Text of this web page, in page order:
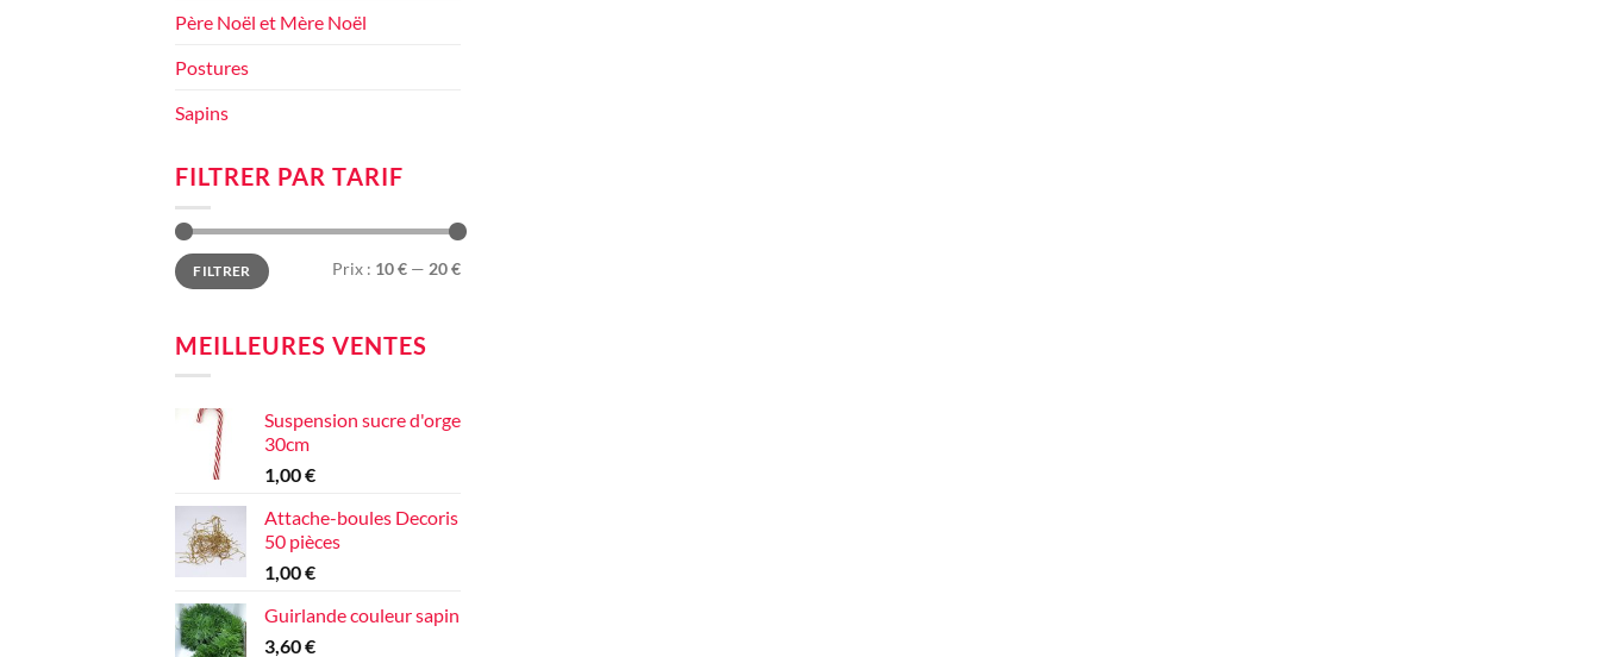
Père Noël et Mère Noël
Postures
Sapins
FILTRER PAR TARIF
Prix
min
Prix
maxFILTRER Prix : 10 € — 20 €
MEILLEURES VENTES
Suspension sucre d'orge
30cm
1,00€
Attache-boules Decoris
50 pièces
1,00€
Guirlande couleur sapin
3,60€